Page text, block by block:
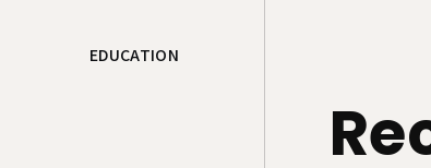
EDUCATION